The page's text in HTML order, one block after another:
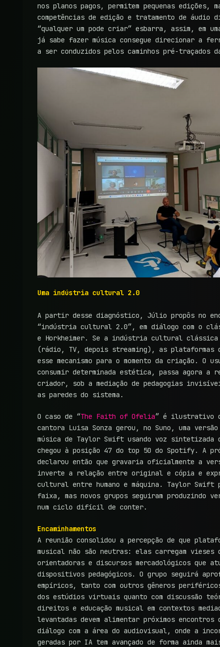
nos planos pagos, permitem pequenas edições,
competências de edição e tratamento de áudio
“qualquer um pode criar” esbarra, assim, em
já sabe fazer música consegue direcionar a
a ser conduzidos pelos caminhos pré-traçados
Uma indústria cultural 2.0
A partir desse diagnóstico, Júlio propôs no
“indústria cultural 2.0”, em diálogo com o
e Horkheimer. Se a indústria cultural clássica
(rádio, TV, depois streaming), as plataformas
esse mecanismo para o momento da criação. O
consumir determinada estética, passa agora a
criador, sob a mediação de pedagogias
as paredes do sistema.
O caso de “The Faith of Ofelia” é ilustrativo
cantora Luisa Sonza gerou, no Suno, uma versão
música de Taylor Swift usando voz
chegou à posição 47 do top 50 do Spotify. A
declarou então que gravaria oficialmente a
inverte a relação entre original e cópia e
cultural entre humano e máquina. Taylor Swift
faixa, mas novos grupos seguiram produzindo
num ciclo difícil de conter.
Encaminhamentos
A reunião consolidou a percepção de que
musical não são neutras: elas carregam vieses
orientadoras e discursos mercadológicos que
dispositivos pedagógicos. O grupo seguirá
empíricos, tanto com outros gêneros
dos estúdios virtuais quanto com discussão
direitos e educação musical em contextos
levantadas devem alimentar próximos encontros
diálogo com a área do audiovisual, onde a
geradas por IA tem avançado de forma ainda